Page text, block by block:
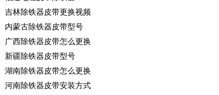
吉林除铁器皮带更换视频
内蒙古除铁器皮带型号
广西除铁器皮带怎么更换
新疆除铁器皮带型号
湖南除铁器皮带怎么更换
河南除铁器皮带安装方式